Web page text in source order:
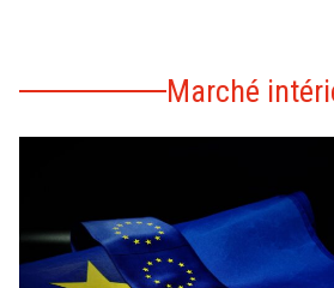
Marché